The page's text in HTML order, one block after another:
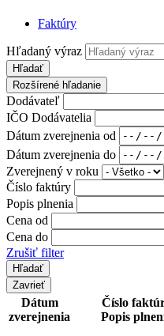
Faktúry
Hľadaný výraz
Hľadať
Rozšírené hľadanie
Dodávateľ
IČO Dodávatelia
Dátum zverejnenia od
Dátum zverejnenia do
Zverejnený v roku
Číslo faktúry
Popis plnenia
Cena od
Cena do
Zrušiť filter
Zavrieť
Dátum
zverejnenia
Číslo
Popis